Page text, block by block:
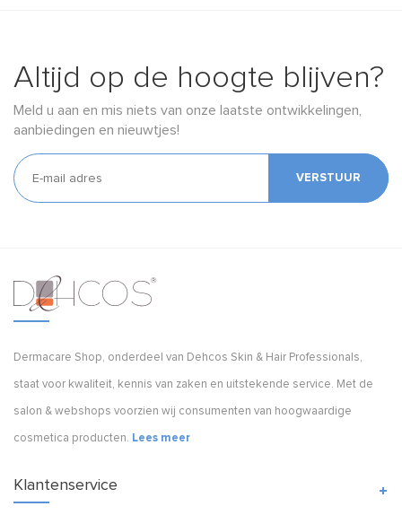
Altijd op de hoogte blijven?
Meld u aan en mis niets van onze laatste ontwikkelingen,
aanbiedingen en nieuwtjes!
VERSTUUR
Dermacare Shop, onderdeel van Dehcos Skin & Hair Professionals,
staat voor kwaliteit, kennis van zaken en uitstekende service. Met de
salon & webshops voorzien wij consumenten van hoogwaardige
cosmetica producten. Lees meer
Klantenservice